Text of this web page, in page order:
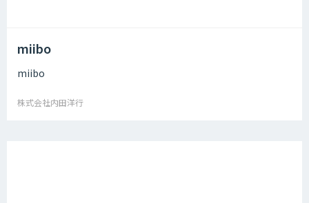
miibo
miibo
株式会社内田洋行